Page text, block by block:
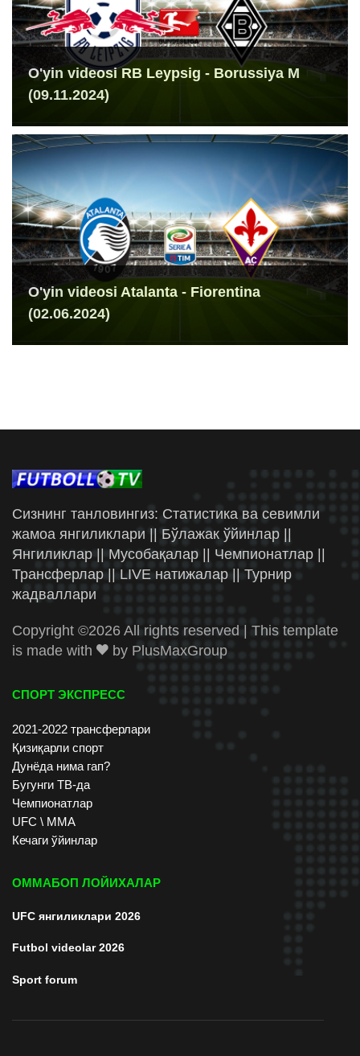
O'yin videosi RB Leypsig - Borussiya M
(09.11.2024)
O'yin videosi Atalanta - Fiorentina
(02.06.2024)
Сизнинг танловингиз: Статистика ва севимли
жамоа янгиликлари || Бўлажак ўйинлар ||
Янгиликлар || Мусобақалар || Чемпионатлар ||
Трансферлар || LIVE натижалар || Турнир
жадваллари
Copyright ©2026 All rights reserved | This template
is made with
by PlusMaxGroup
СПОРТ ЭКСПРЕСС
2021-2022 трансферлари
Қизиқарли спорт
Дунёда нима гап?
Бугунги ТВ-да
Чемпионатлар
UFC \ ММА
Кечаги ўйинлар
ОММАБОП ЛОЙИХАЛАР
UFC янгиликлари 2026
Futbol videolar 2026
Sport forum